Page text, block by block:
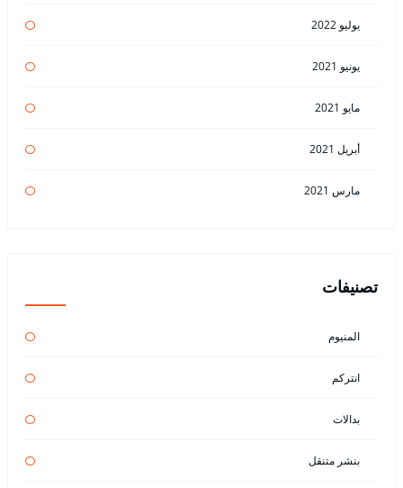
يوليو 2022
يونيو 2021
مايو 2021
أبريل 2021
مارس 2021
تصنيفات
المنيوم
انتركم
بدالات
بنشر متنقل